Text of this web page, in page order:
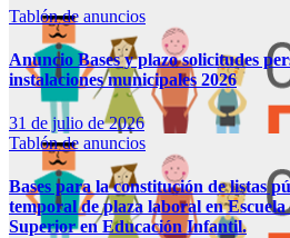
Tablón de anuncios
Anuncio Bases y plazo solicitudes
instalaciones municipales 2026
31 de julio de 2026
Tablón de anuncios
Bases para la constitución de listas
temporal de plaza laboral en
Superior en Educación Infantil.